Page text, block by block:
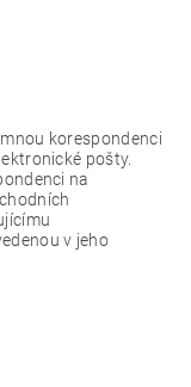
korespondenci
pošty.
na
v jeho